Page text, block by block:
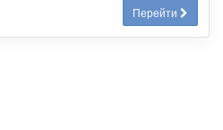
Перейти